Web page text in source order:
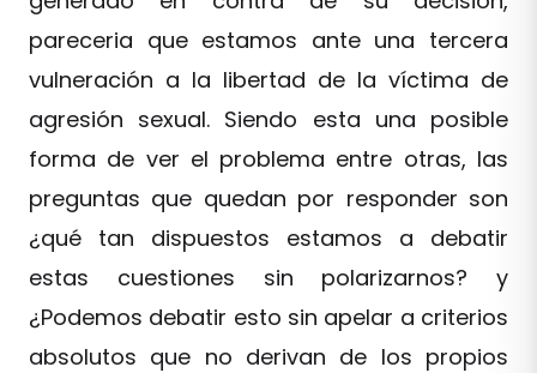
pareceria que estamos ante una tercera
vulneración a la libertad de la víctima de
agresión sexual. Siendo esta una posible
forma de ver el problema entre otras, las
preguntas que quedan por responder son
¿qué tan dispuestos estamos a debatir
estas cuestiones sin polarizarnos? y
¿Podemos debatir esto sin apelar a criterios
absolutos que no derivan de los propios